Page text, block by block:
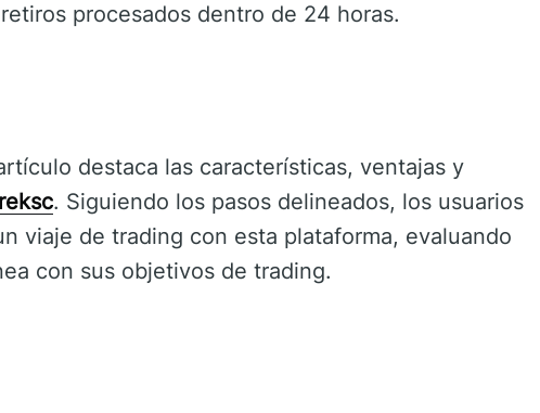
procesados dentro de 24 horas.
destaca las características, ventajas y
. Siguiendo los pasos delineados, los usuarios
viaje de trading con esta plataforma, evaluando
con sus objetivos de trading.